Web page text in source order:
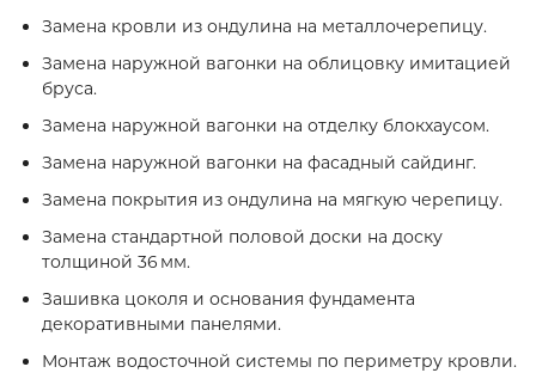
Замена кровли из ондулина на металлочерепицу.
Замена наружной вагонки на облицовку имитацией
бруса.
Замена наружной вагонки на отделку блокхаусом.
Замена наружной вагонки на фасадный сайдинг.
Замена покрытия из ондулина на мягкую черепицу.
Замена стандартной половой доски на доску
толщиной 36 мм.
Зашивка цоколя и основания фундамента
декоративными панелями.
Монтаж водосточной системы по периметру кровли.